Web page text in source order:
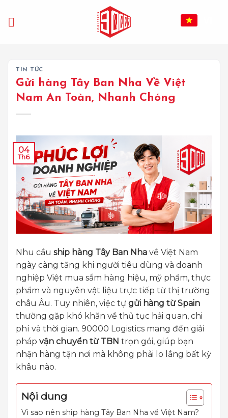
qua
TIN TỨC
Gửi hàng Tây Ban Nha Về Việt
Nam An Toàn, Nhanh Chóng
04
Th6
Nhu cầu ship hàng Tây Ban Nha về Việt Nam
ngày càng tăng khi người tiêu dùng và doanh
nghiệp Việt mua sắm hàng hiệu, mỹ phẩm, thực
phẩm và nguyên vật liệu trực tiếp từ thị trường
châu Âu. Tuy nhiên, việc tự gửi hàng từ Spain
thường gặp khó khăn về thủ tục hải quan, chi
phí và thời gian. 90000 Logistics mang đến giải
pháp vận chuyển từ TBN trọn gói, giúp bạn
nhận hàng tận nơi mà không phải lo lắng bất kỳ
khâu nào.
Nội dung
Vì sao nên ship hàng Tây Ban Nha về Việt Nam?